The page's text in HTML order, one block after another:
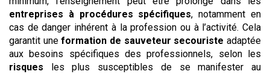
entreprises à procédures spécifiques, notamment en
cas de danger inhérent à la profession ou à l’activité. Cela
garantit uneformation de sauveteur secouriste adaptée
aux besoins spécifiques des professionnels, selon les
risques les plus susceptibles de se manifester au